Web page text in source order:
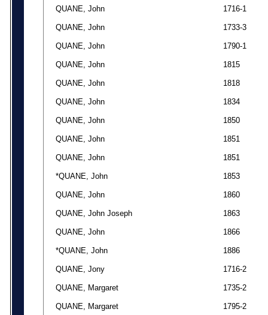
QUANE, John 1716-1
QUANE, John 1733-3
QUANE, John 1790-1
QUANE, John 1815
QUANE, John 1818
QUANE, John 1834
QUANE, John 1850
QUANE, John 1851
QUANE, John 1851
*QUANE, John 1853
QUANE, John 1860
QUANE, John Joseph 1863
QUANE, John 1866
*QUANE, John 1886
QUANE, Jony 1716-2
QUANE, Margaret 1735-2
QUANE, Margaret 1795-2